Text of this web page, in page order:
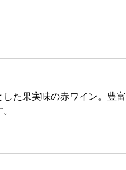
た果実味の赤ワイン。豊